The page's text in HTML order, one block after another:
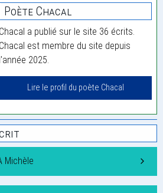
Poète Chacal
Chacal a publié sur le site 36 écrits.
Chacal est membre du site depuis
l'année 2025.
Lire le profil du poète Chacal
Michèle